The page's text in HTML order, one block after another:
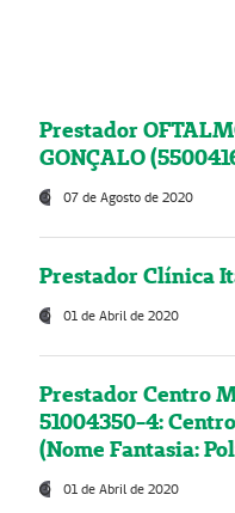
Prestador
GONÇALO
07 de Agosto de 2020
Prestador Clínica
01 de Abril de 2020
Prestador Centro
51004350-4:
(Nome Fantasia:
01 de Abril de 2020